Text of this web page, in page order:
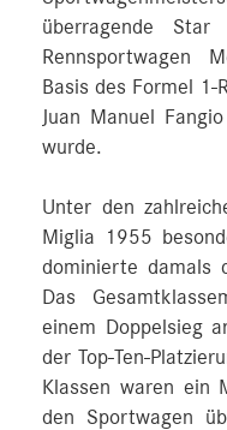
überragende
Rennsportwagen
Basis des Formel 1-
Juan Manuel
wurde.
Unter den
Miglia 1955
dominierte damals
Das
einem Doppelsieg
der Top-Ten-
Klassen waren ein
den Sportwagen